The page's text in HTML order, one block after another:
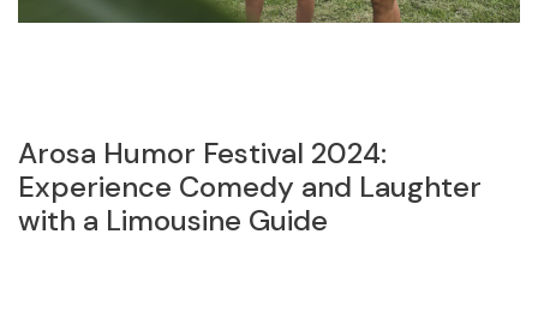
Arosa Humor Festival 2024:
Experience Comedy and Laughter
with a Limousine Guide